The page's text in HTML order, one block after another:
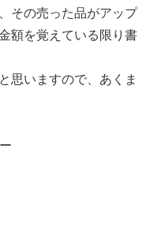
その売った品がアップ
額を覚えている限り書
思いますので、あくま